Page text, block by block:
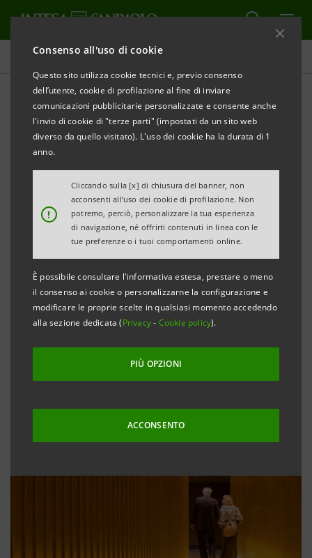
Consenso all'uso di cookie
Questo sito utilizza cookie tecnici e, previo consenso
dell’utente, cookie di profilazione al fine di inviare
comunicazioni pubblicitarie personalizzate e consente anche
l'invio di cookie di "terze parti" (impostati da un sito web
diverso da quello visitato). L'uso dei cookie ha la durata di 1
anno.
!
Cliccando sulla [x] di chiusura del banner, non
acconsenti all’uso dei cookie di profilazione. Non
potremo, perciò, personalizzare la tua esperienza
di navigazione, né offrirti contenuti in linea con le
tue preferenze o i tuoi comportamenti online.
È possibile consultare l'informativa estesa, prestare o meno
il consenso ai cookie o personalizzarne la configurazione e
modificare le proprie scelte in qualsiasi momento accedendo
alla sezione dedicata (Privacy- Cookie policy).
PIÙ OPZIONI
ACCONSENTO
Tutti i progetti
CULTURA
Gallerie d’Italia: a Napoli la
nuova sede museale